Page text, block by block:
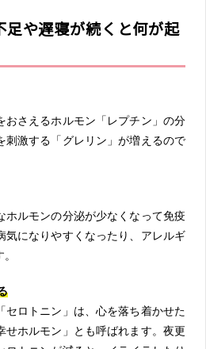
足や遅寝が続くと何が起
おさえるホルモン「レプチン」の分
刺激する「グレリン」が増えるので
ホルモンの分泌が少なくなって免疫
気になりやすくなったり、アレルギ
セロトニン」は、心を落ち着かせた
せホルモン」とも呼ばれます。夜更